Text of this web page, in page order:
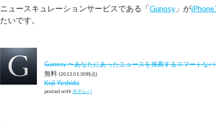
ニュースキュレーションサービスである「Gunosy 」がiPhone
たいです。
Gunosy 〜あなたにあったニュースを推薦するスマートな
無料 (2013.01.30時点)
Koji Yoshida
posted with ポチレバ